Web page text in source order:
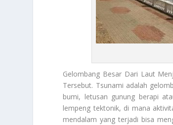
Gelombang Besar Dari Laut
Tersebut. Tsunami adalah
bumi, letusan gunung berapi
lempeng tektonik, di mana
mendalam yang terjadi bisa